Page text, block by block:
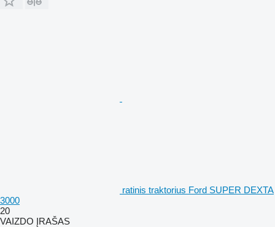
ratinis traktorius Ford SUPER DEXTA
3000
20
VAIZDO ĮRAŠAS